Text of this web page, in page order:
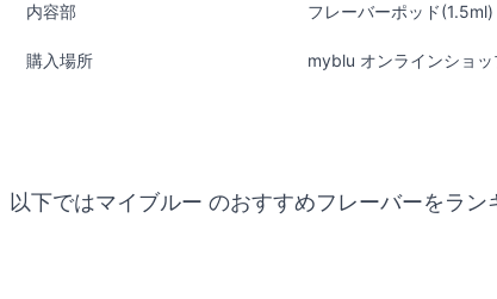
内容部 フレーバーポッド
購入場所 myblu オンラインショ
以下ではマイブルー のおすすめフレーバーをラン